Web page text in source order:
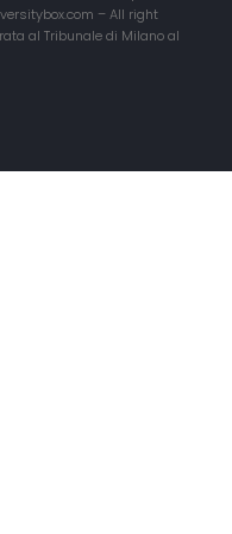
– All right
al Tribunale di Milano al